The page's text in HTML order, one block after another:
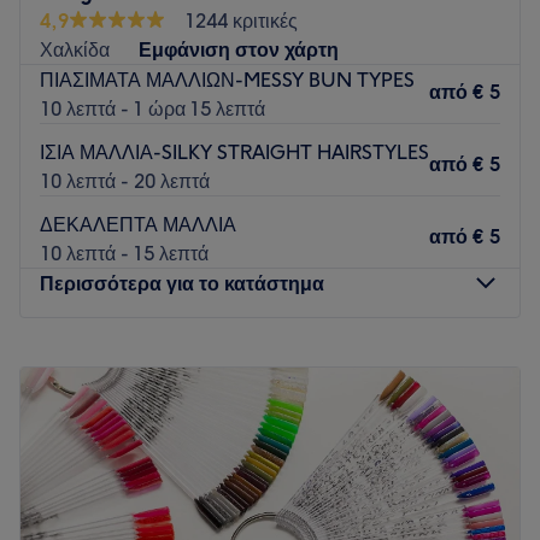
4,9
1244 κριτικές
Χαλκίδα
Εμφάνιση στον χάρτη
ΠΙΑΣΙΜΑΤΑ ΜΑΛΛΙΩΝ-MESSY BUN TYPES
10 λεπτά - 1 ώρα 15 λεπτά
από € 5
ΙΣΙΑ ΜΑΛΛΙΑ-SILKY STRAIGHT HAIRSTYLES
10 λεπτά - 20 λεπτά
από € 5
ΔΕΚΑΛΕΠΤΑ ΜΑΛΛΙΑ
10 λεπτά - 15 λεπτά
από € 5
Περισσότερα για το κατάστημα
Τρίτη
07:00–
Τετάρτη
07:00–15:30
Πέμπτη
07:00–20:30
Παρασκευή
07:00 – 20:30
Σάββατο
07:00–19:30
Κυριακή
Κλειστό